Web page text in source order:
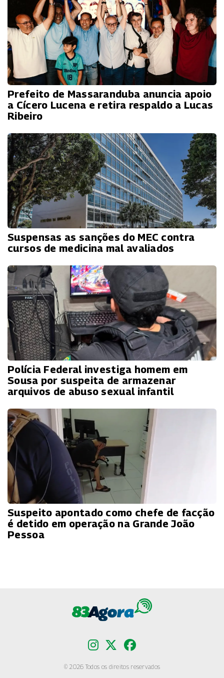
Prefeito de Massaranduba anuncia apoio
a Cícero Lucena e retira respaldo a Lucas
Ribeiro
Suspensas as sanções do MEC contra
cursos de medicina mal avaliados
Polícia Federal investiga homem em
Sousa por suspeita de armazenar
arquivos de abuso sexual infantil
Suspeito apontado como chefe de facção
é detido em operação na Grande João
Pessoa
© 2026 Todos os direitos reservados